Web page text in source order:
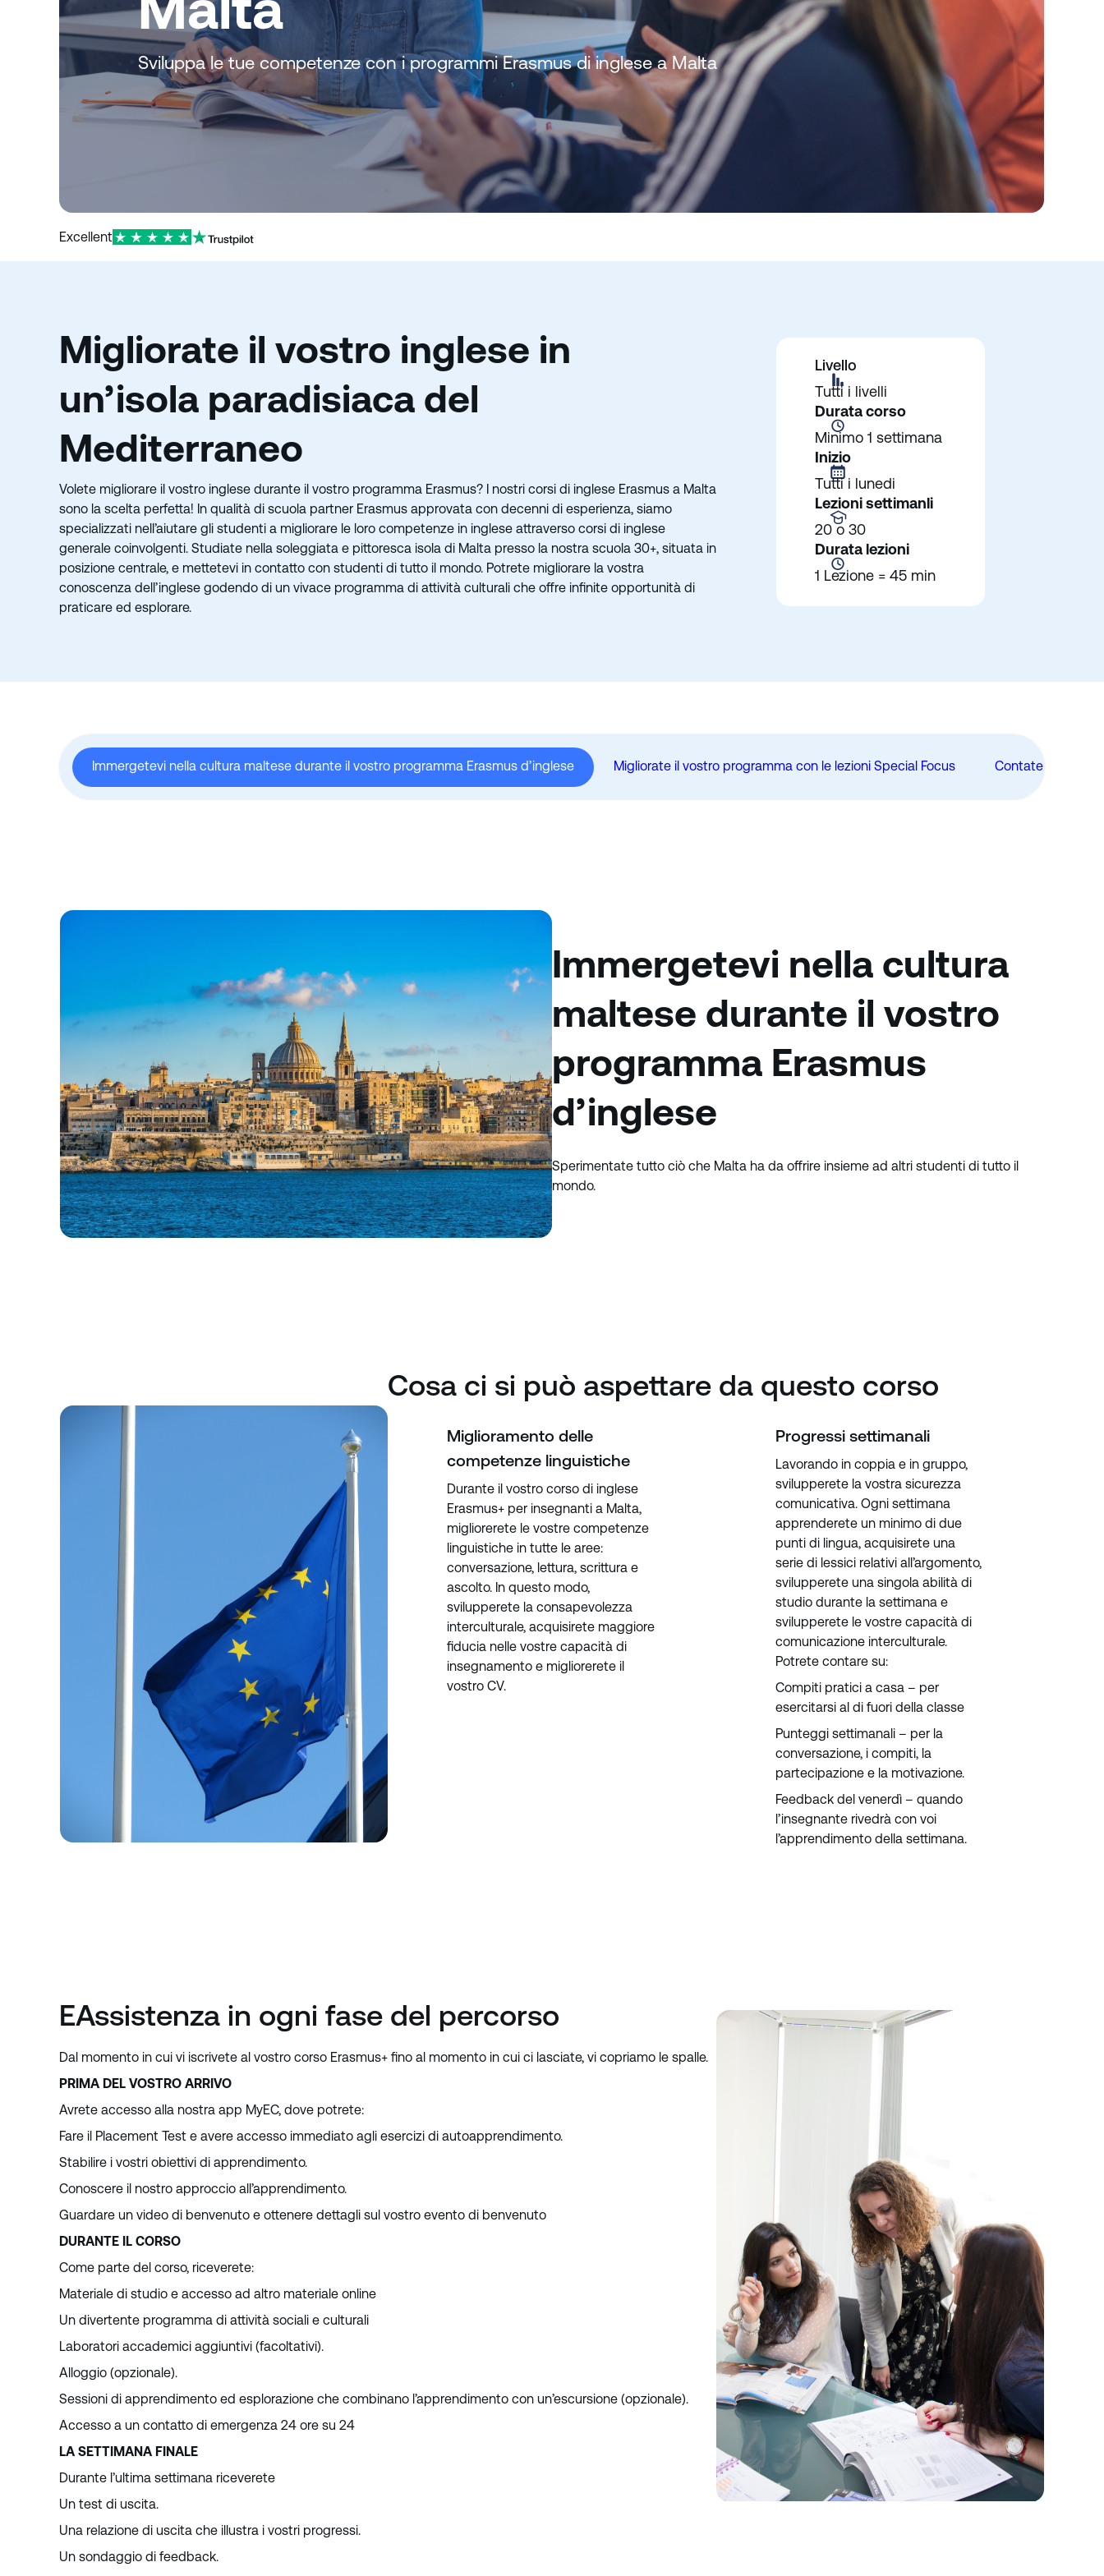
Sviluppa le tue competenze con i programmi Erasmus di inglese a Malta
Excellent
Migliorate il vostro inglese in
un’isola paradisiaca del
Mediterraneo
Volete migliorare il vostro inglese durante il vostro programma Erasmus? I nostri corsi di inglese Erasmus a Malta
sono la scelta perfetta! In qualità di scuola partner Erasmus approvata con decenni di esperienza, siamo
specializzati nell’aiutare gli studenti a migliorare le loro competenze in inglese attraverso corsi di inglese
generale coinvolgenti. Studiate nella soleggiata e pittoresca isola di Malta presso la nostra scuola 30+, situata in
posizione centrale, e mettetevi in contatto con studenti di tutto il mondo. Potrete migliorare la vostra
conoscenza dell’inglese godendo di un vivace programma di attività culturali che offre infinite opportunità di
praticare ed esplorare.
Livello
Tutti i livelli
Durata corso
Minimo 1 settimana
Inizio
Tutti i lunedi
Lezioni settimanli
20 o 30
Durata lezioni
1 Lezione = 45 min
Immergetevi nella cultura maltese durante il vostro programma Erasmus d’inglese Migliorate il vostro programma con le lezioni Special Focus Contate sulla
Immergetevi nella cultura
maltese durante il vostro
programma Erasmus
d’inglese
Sperimentate tutto ciò che Malta ha da offrire insieme ad altri studenti di tutto il
mondo.
Cosa ci si può aspettare da questo corso
Miglioramento delle
competenze linguistiche
Durante il vostro corso di inglese
Erasmus+ per insegnanti a Malta,
migliorerete le vostre competenze
linguistiche in tutte le aree:
conversazione, lettura, scrittura e
ascolto. In questo modo,
svilupperete la consapevolezza
interculturale, acquisirete maggiore
fiducia nelle vostre capacità di
insegnamento e migliorerete il
vostro CV.
Progressi settimanali
Lavorando in coppia e in gruppo,
svilupperete la vostra sicurezza
comunicativa. Ogni settimana
apprenderete un minimo di due
punti di lingua, acquisirete una
serie di lessici relativi all’argomento,
svilupperete una singola abilità di
studio durante la settimana e
svilupperete le vostre capacità di
comunicazione interculturale.
Potrete contare su:
Compiti pratici a casa – per
esercitarsi al di fuori della classe
Punteggi settimanali – per la
conversazione, i compiti, la
partecipazione e la motivazione.
Feedback del venerdì – quando
l’insegnante rivedrà con voi
l’apprendimento della settimana.
EAssistenza in ogni fase del percorso
Dal momento in cui vi iscrivete al vostro corso Erasmus+ fino al momento in cui ci lasciate, vi copriamo le spalle.
PRIMA DEL VOSTRO ARRIVO
Avrete accesso alla nostra app MyEC, dove potrete:
Fare il Placement Test e avere accesso immediato agli esercizi di autoapprendimento.
Stabilire i vostri obiettivi di apprendimento.
Conoscere il nostro approccio all’apprendimento.
Guardare un video di benvenuto e ottenere dettagli sul vostro evento di benvenuto
DURANTE IL CORSO
Come parte del corso, riceverete:
Materiale di studio e accesso ad altro materiale online
Un divertente programma di attività sociali e culturali
Laboratori accademici aggiuntivi (facoltativi).
Alloggio (opzionale).
Sessioni di apprendimento ed esplorazione che combinano l’apprendimento con un’escursione (opzionale).
Accesso a un contatto di emergenza 24 ore su 24
LA SETTIMANA FINALE
Durante l’ultima settimana riceverete
Un test di uscita.
Una relazione di uscita che illustra i vostri progressi.
Un sondaggio di feedback.